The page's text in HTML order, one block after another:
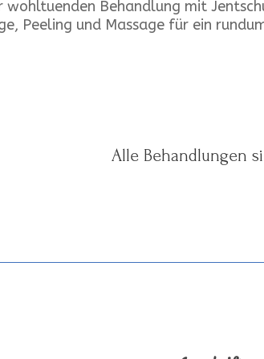
wohltuenden Behandlung mit
Peeling und Massage für ein
Alle Behandlungen